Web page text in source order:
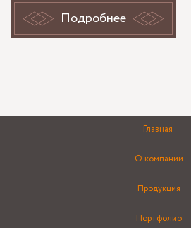
раздвижением отличается от
подстраивается под реальный
стен, а не заставляет подгонять
удобнее распашной
понятной траекторией движения,
куда отводить створку и не будет
Подробнее
Главная
О компании
Продукция
Портфолио